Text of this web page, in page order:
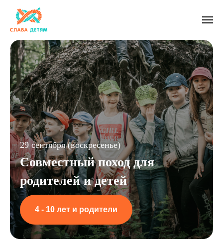
29 сентября (воскресенье)
Совместный поход для
родителей и детей
4 - 10 лет и родители